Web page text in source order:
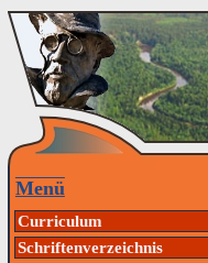
Menü
Curriculum
Schriftenverzeichnis